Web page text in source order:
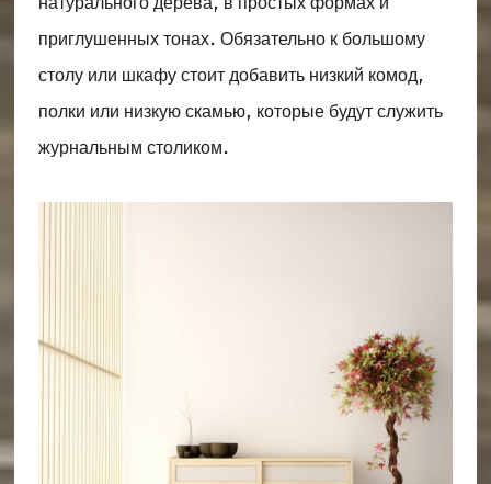
приглушенных тонах. Обязательно к большому
столу или шкафу стоит добавить низкий комод,
полки или низкую скамью, которые будут служить
журнальным столиком.